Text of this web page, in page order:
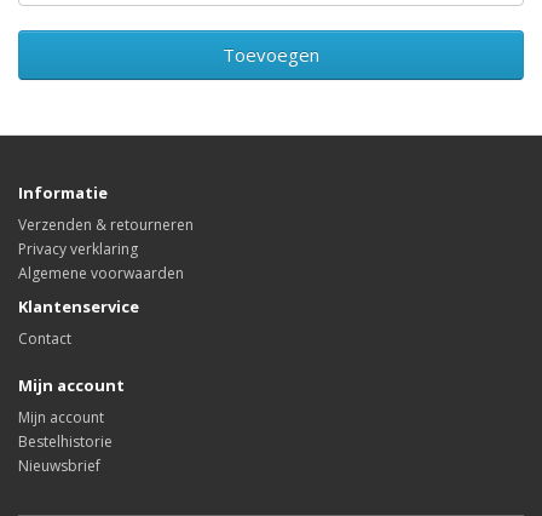
Toevoegen
Informatie
Verzenden & retourneren
Privacy verklaring
Algemene voorwaarden
Klantenservice
Contact
Mijn account
Mijn account
Bestelhistorie
Nieuwsbrief